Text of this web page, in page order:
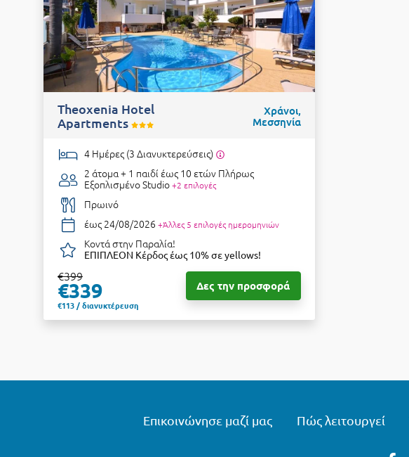
Theoxenia Hotel
Apartments
Χράνοι,
Μεσσηνία
4 Ημέρες (3 Διανυκτερεύσεις)
2 άτομα + 1 παιδί έως 10 ετών Πλήρως
Εξοπλισμένο Studio+2 επιλογές
Πρωινό
έως 24/08/2026 +Άλλες 5 επιλογές ημερομηνιών
Κοντά στην Παραλία!
ΕΠΙΠΛΕΟΝ Κέρδος έως 10% σε yellows!
€399
€339
€113 / διανυκτέρευση
Δες την προσφορά
Επικοινώνησε μαζί μας Πώς λειτουργεί